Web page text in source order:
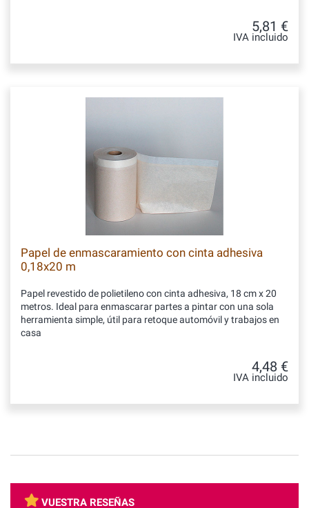
5,81 €
IVA incluido
Papel de enmascaramiento con cinta adhesiva
0,18x20 m
Papel revestido de polietileno con cinta adhesiva, 18 cm x 20
metros. Ideal para enmascarar partes a pintar con una sola
herramienta simple, útil para retoque automóvil y trabajos en
casa
4,48 €
IVA incluido
VUESTRA RESEÑAS